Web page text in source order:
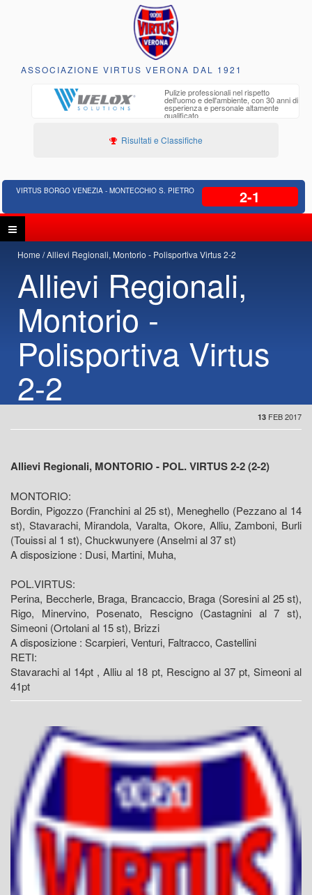
ASSOCIAZIONE VIRTUS VERONA DAL 1921
Pulizie professionali nel rispetto
dell'uomo e dell'ambiente, con 30 anni di
esperienza e personale altamente
qualificato
Risultati e Classifiche
VIRTUS BORGO VENEZIA - MONTECCHIO S. PIETRO 2-1
Home Allievi Regionali, Montorio - Polisportiva Virtus 2-2
Allievi Regionali,
Montorio -
Polisportiva Virtus
2-2
13 FEB 2017
Allievi Regionali, MONTORIO - POL. VIRTUS 2-2 (2-2)
MONTORIO:
Bordin, Pigozzo (Franchini al 25 st), Meneghello (Pezzano al 14
st), Stavarachi, Mirandola, Varalta, Okore, Alliu, Zamboni, Burli
(Touissi al 1 st), Chuckwunyere (Anselmi al 37 st)
A disposizione : Dusi, Martini, Muha,
POL.VIRTUS:
Perina, Beccherle, Braga, Brancaccio, Braga (Soresini al 25 st),
Rigo, Minervino, Posenato, Rescigno (Castagnini al 7 st),
Simeoni (Ortolani al 15 st), Brizzi
A disposizione : Scarpieri, Venturi, Faltracco, Castellini
RETI:
Stavarachi al 14pt , Alliu al 18 pt, Rescigno al 37 pt, Simeoni al
41pt